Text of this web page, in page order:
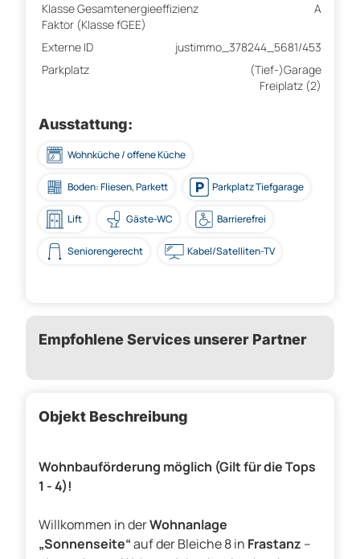
Klasse Gesamtenergieeffizienz
Faktor (Klasse fGEE)
A
Externe ID
justimmo_378244_5681/453
Parkplatz
(Tief-)Garage
Freiplatz (2)
Ausstattung:
Wohnküche / offene Küche
Boden: Fliesen, Parkett Parkplatz Tiefgarage
Lift Gäste-WC Barrierefrei
Seniorengerecht Kabel/Satelliten-TV
Empfohlene Services unserer Partner
Objekt Beschreibung
Wohnbauförderung möglich (Gilt für die Tops
1 - 4)!
Willkommen in derWohnanlage
„Sonnenseite“auf der Bleiche 8 in Frastanz –